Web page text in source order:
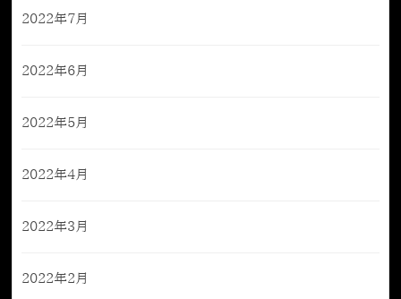
2022年7月
2022年6月
2022年5月
2022年4月
2022年3月
2022年2月